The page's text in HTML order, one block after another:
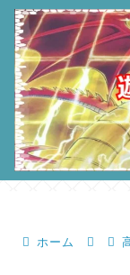
ホーム